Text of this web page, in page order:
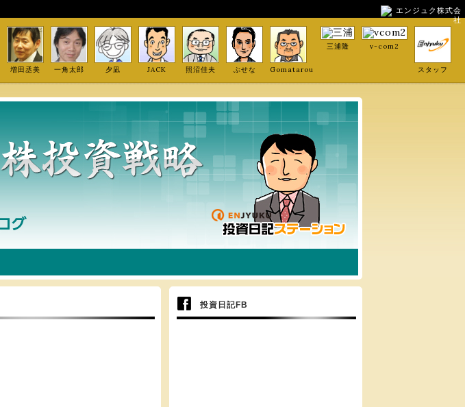
エンジュク株式会
社
増田丞美 一角太郎 夕凪 JACK 照沼佳夫 ぶせな Gomatarou
三浦隆 v-com2
スタッフ
投資日記FB